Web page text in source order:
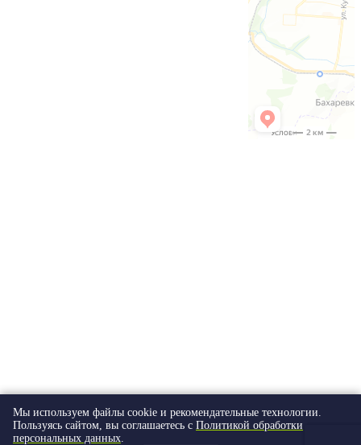
Мы используем файлы cookie и рекомендательные технологии.
Пользуясь сайтом, вы соглашаетесь с Политикой обработки
персональных данных.